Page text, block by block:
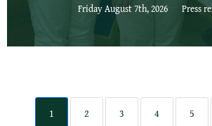
Friday August 7th, 2026 Press
1 2 3 4 5